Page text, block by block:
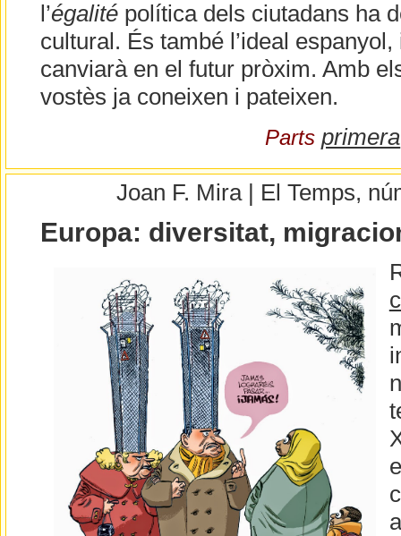
l’égalitépolítica dels ciutadans ha
cultural. És també l’ideal
canviarà en el futur pròxim. Amb
vostès ja coneixen i pateixen.
Partsprimera
Joan F. Mira | El Temps,
Europa: diversitat,